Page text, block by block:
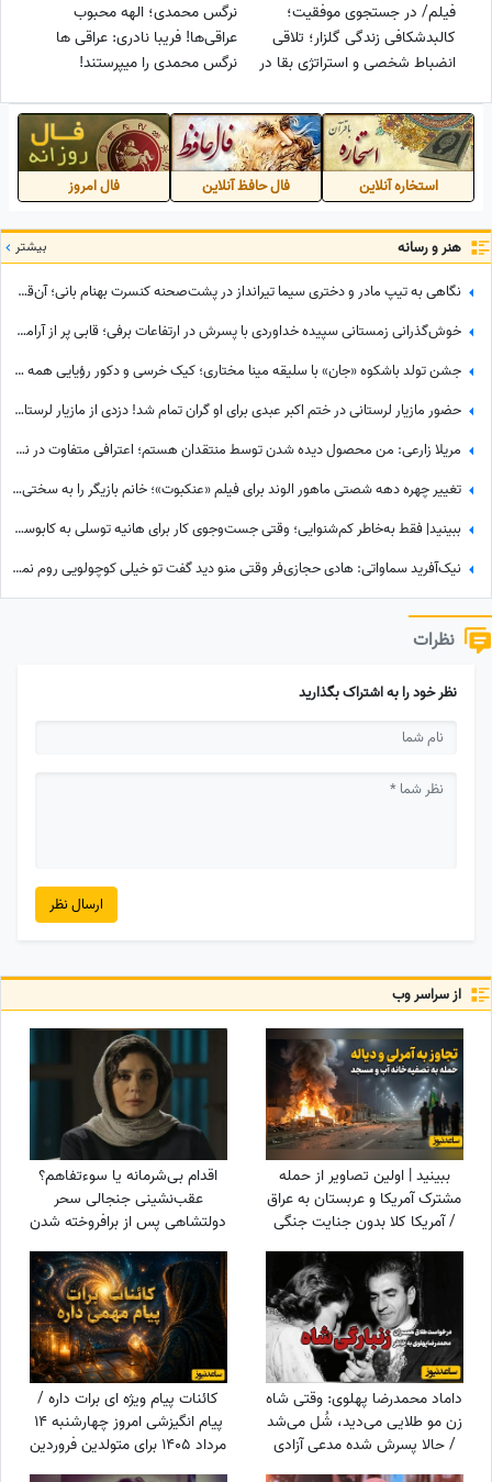
فیلم/ در جستجوی موفقیت؛
کالبدشکافی زندگی گلزار؛ تلاقی
انضباط شخصی و استراتژی بقا در
نرگس محمدی؛ الهه محبوب
عراقی‌ها! فریبا نادری: عراقی ها
نرگس محمدی را میپرستند!
میشناسنش+فیلم
استخاره آنلاین فال حافظ آنلاین فال امروز
هنر و رسانه بیشتر
نگاهی به تیپ مادر و دختری سیما تیرانداز در پشت‌صحنه کنسرت بهنام بانی؛ آن‌قدر جوان که همه گفتند خواهرش است! + عکس
خوش‌گذرانی زمستانی سپیده خداوردی با پسرش در ارتفاعات برفی؛ قابی پر از آرامش در دل طبیعت
جشن تولد باشکوه «جان» با سلیقه مینا مختاری؛ کیک خرسی و دکور رؤیایی همه را مجذوب کرد
حضور مازیار لرستانی در ختم اکبر عبدی برای او گران تمام شد! دزدی از مازیار لرستانی اونم تو روز روشن!
مریلا زارعی: من محصول دیده شدن توسط منتقدان هستم؛ اعترافی متفاوت در نشست خبری «موسی کلیم‌الله» + ویدئو
تغییر چهره دهه شصتی ماهور الوند برای فیلم «عنکبوت»؛ خانم بازیگر را به سختی می‌توان شناخت + عکس
ببینید| فقط به‌خاطر کم‌شنوایی؛ وقتی جست‌وجوی کار برای هانیه توسلی به کابوسی تلخ تبدیل می‌شود
نیک‌آفرید سماواتی: هادی حجازی‌فر وقتی منو دید گفت تو خیلی کوچولویی روم نمی‌شه عاشقت بشم !
نظرات
نظر خود را به اشتراک بگذارید
ارسال نظر
از سراسر وب
ببینید | اولین تصاویر از حمله
مشترک آمریکا و عربستان به عراق
/ آمریکا کلا بدون جنایت جنگی
نمی‌تواند بجنگد!
اقدام بی‌شرمانه یا سوءتفاهم؟
عقب‌نشینی جنجالی سحر
دولتشاهی پس از برافروخته شدن
غضب عمومی در پی استوری
«اذان»!
داماد محمدرضا پهلوی: وقتی شاه
زن مو طلایی می‌دید، شُل می‌شد
/ حالا پسرش شده مدعی آزادی
زنان!!!
کائنات پیام ویژه ای برات داره /
پیام انگیزشی امروز چهارشنبه 14
مرداد 1405 برای متولدین فروردین
تا اسفند: اگر می‌خواهیش رهاش